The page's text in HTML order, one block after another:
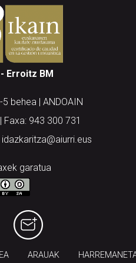
Erroitz BM
behea | ANDOAIN
Faxa: 943 300 731
garatua
ARAUAK